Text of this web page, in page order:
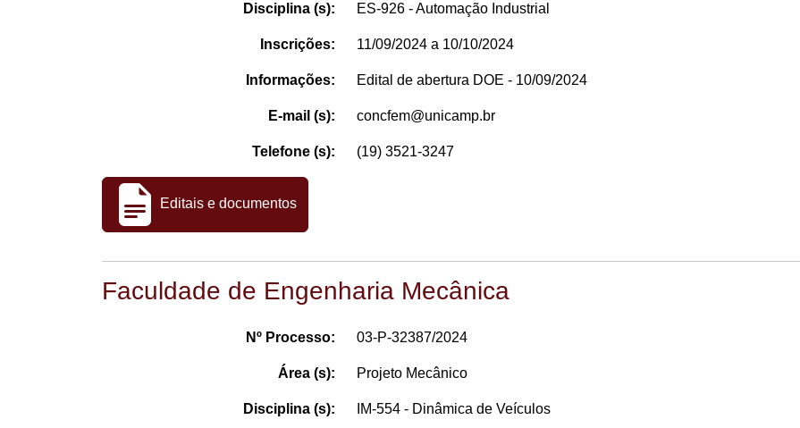
Disciplina (s): ES-926 - Automação Industrial
Inscrições: 11/09/2024 a 10/10/2024
Informações: Edital de abertura DOE - 10/09/2024
E-mail (s): concfem@unicamp.br
Telefone (s): (19) 3521-3247
Editais e documentos
Faculdade de Engenharia Mecânica
Nº Processo: 03-P-32387/2024
Área (s): Projeto Mecânico
Disciplina (s): IM-554 - Dinâmica de Veículos